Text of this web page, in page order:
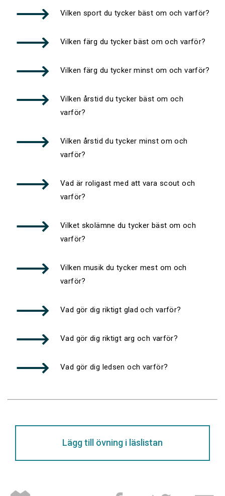
Vilken sport du tycker bäst om och varför?
Vilken färg du tycker bäst om och varför?
Vilken färg du tycker minst om och varför?
Vilken årstid du tycker bäst om och
varför?
Vilken årstid du tycker minst om och
varför?
Vad är roligast med att vara scout och
varför?
Vilket skolämne du tycker bäst om och
varför?
Vilken musik du tycker mest om och
varför?
Vad gör dig riktigt glad och varför?
Vad gör dig riktigt arg och varför?
Vad gör dig ledsen och varför?
Lägg till övning i läslistan